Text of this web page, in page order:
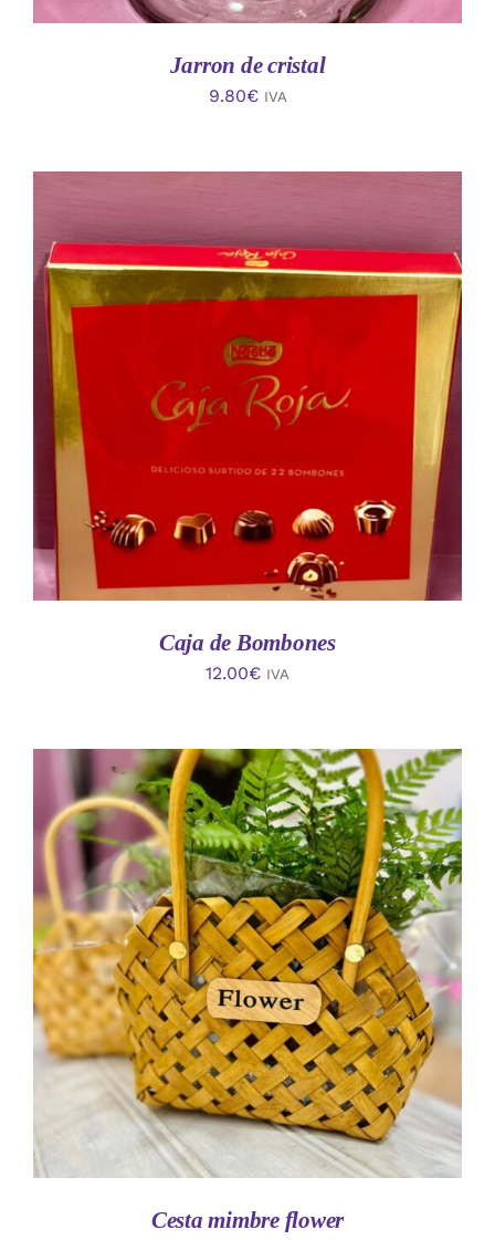
Jarron de cristal
9.80€ IVA
AÑADIR AL CARRITO
DETALLES
Caja de Bombones
12.00€ IVA
AÑADIR AL CARRITO
DETALLES
Cesta mimbre flower